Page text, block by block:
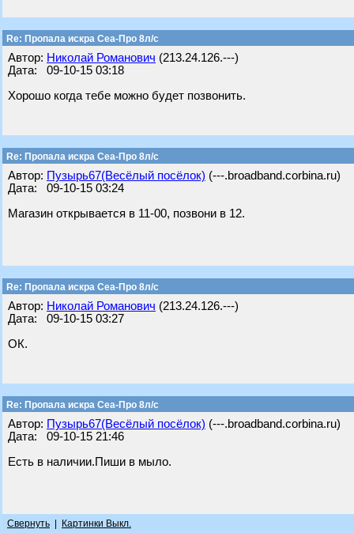
Re: Пропала искра Сеа-Про 8л/с
Автор: Николай Романович (213.24.126.---)
Дата: 09-10-15 03:18
Хорошо когда тебе можно будет позвонить.
Re: Пропала искра Сеа-Про 8л/с
Автор: Пузырь67(Весёлый посёлок) (---.broadband.corbina.ru)
Дата: 09-10-15 03:24
Магазин открывается в 11-00, позвони в 12.
Re: Пропала искра Сеа-Про 8л/с
Автор: Николай Романович (213.24.126.---)
Дата: 09-10-15 03:27
ОК.
Re: Пропала искра Сеа-Про 8л/с
Автор: Пузырь67(Весёлый посёлок) (---.broadband.corbina.ru)
Дата: 09-10-15 21:46
Есть в наличии.Пиши в мыло.
Свернуть Картинки Выкл.